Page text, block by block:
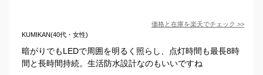
価格と在庫を楽天でチェック >>
KUMIKAN(40代・女性)
暗がりでもLEDで周囲を明るく照らし、点灯時間も最長8時
間と長時間持続。生活防水設計なのもいいですね